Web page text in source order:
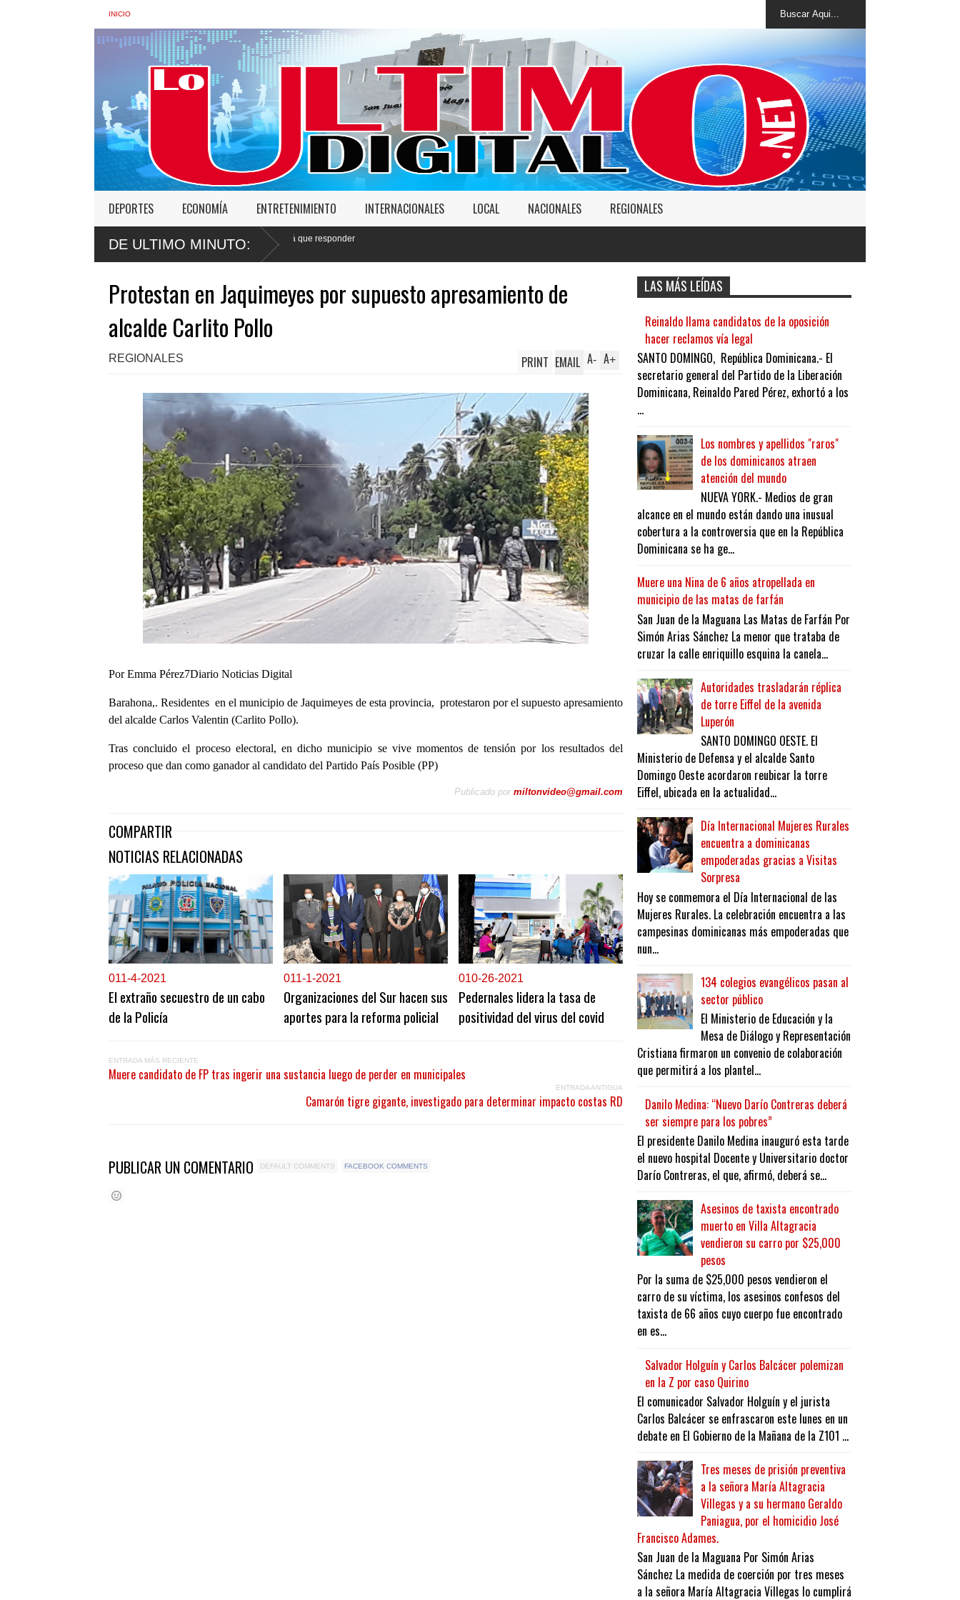
INICIO
DEPORTES ECONOMÍA ENTRETENIMIENTO INTERNACIONALES LOCAL NACIONALES REGIONALES
DE ULTIMO MINUTO:
Faride Raful: "Si un agente policial actuó mal, tendrá que responder
Protestan en Jaquimeyes por supuesto apresamiento de
alcalde Carlito Pollo
REGIONALES A+
A-
PRINT EMAIL
Por Emma Pérez7Diario Noticias Digital
Barahona,. Residentes en el municipio de Jaquimeyes de esta provincia, protestaron por el supuesto apresamiento
del alcalde Carlos Valentin (Carlito Pollo).
Tras concluido el proceso electoral, en dicho municipio se vive momentos de tensión por los resultados del
proceso que dan como ganador al candidato del Partido País Posible (PP)
Publicado por miltonvideo@gmail.com
COMPARTIR
NOTICIAS RELACIONADAS
011-4-2021
El extraño secuestro de un cabo
de la Policía
011-1-2021
Organizaciones del Sur hacen sus
aportes para la reforma policial
010-26-2021
Pedernales lidera la tasa de
positividad del virus del covid
ENTRADA MÁS RECIENTE
Muere candidato de FP tras ingerir una sustancia luego de perder en municipales
ENTRADA ANTIGUA
Camarón tigre gigante, investigado para determinar impacto costas RD
PUBLICAR UN COMENTARIO DEFAULT COMMENTS FACEBOOK COMMENTS
LAS MÁS LEÍDAS
Reinaldo llama candidatos de la oposición
hacer reclamos vía legal
SANTO DOMINGO, República Dominicana.- El
secretario general del Partido de la Liberación
Dominicana, Reinaldo Pared Pérez, exhortó a los
...
Los nombres y apellidos "raros"
de los dominicanos atraen
atención del mundo
NUEVA YORK.- Medios de gran
alcance en el mundo están dando una inusual
cobertura a la controversia que en la República
Dominicana se ha ge...
Muere una Nina de 6 años atropellada en
municipio de las matas de farfán
San Juan de la Maguana Las Matas de Farfán Por
Simón Arias Sánchez La menor que trataba de
cruzar la calle enriquillo esquina la canela...
Autoridades trasladarán réplica
de torre Eiffel de la avenida
Luperón
SANTO DOMINGO OESTE. El
Ministerio de Defensa y el alcalde Santo
Domingo Oeste acordaron reubicar la torre
Eiffel, ubicada en la actualidad...
Día Internacional Mujeres Rurales
encuentra a dominicanas
empoderadas gracias a Visitas
Sorpresa
Hoy se conmemora el Día Internacional de las
Mujeres Rurales. La celebración encuentra a las
campesinas dominicanas más empoderadas que
nun...
134 colegios evangélicos pasan al
sector público
El Ministerio de Educación y la
Mesa de Diálogo y Representación
Cristiana firmaron un convenio de colaboración
que permitirá a los plantel...
Danilo Medina: “Nuevo Darío Contreras deberá
ser siempre para los pobres”
El presidente Danilo Medina inauguró esta tarde
el nuevo hospital Docente y Universitario doctor
Darío Contreras, el que, afirmó, deberá se...
Asesinos de taxista encontrado
muerto en Villa Altagracia
vendieron su carro por $25,000
pesos
Por la suma de $25,000 pesos vendieron el
carro de su víctima, los asesinos confesos del
taxista de 66 años cuyo cuerpo fue encontrado
en es...
Salvador Holguín y Carlos Balcácer polemizan
en la Z por caso Quirino
El comunicador Salvador Holguín y el jurista
Carlos Balcácer se enfrascaron este lunes en un
debate en El Gobierno de la Mañana de la Z101 ...
Tres meses de prisión preventiva
a la señora María Altagracia
Villegas y a su hermano Geraldo
Paniagua, por el homicidio José
Francisco Adames.
San Juan de la Maguana Por Simón Arias
Sánchez La medida de coerción por tres meses
a la señora María Altagracia Villegas lo cumplirá